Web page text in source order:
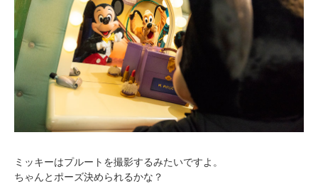
ミッキーはプルートを撮影するみたいですよ。
ちゃんとポーズ決められるかな？